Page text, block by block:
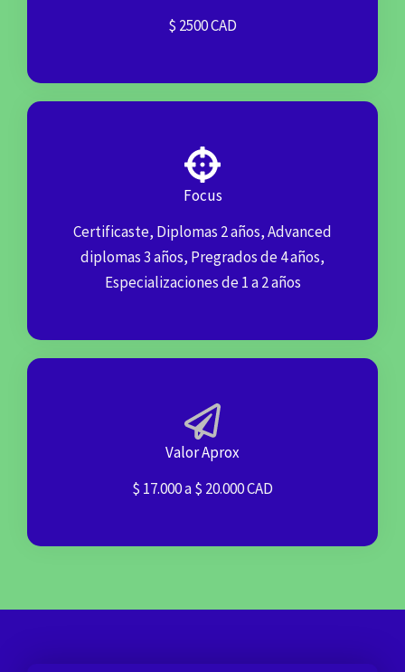
$ 2500 CAD
Focus
Certificaste, Diplomas 2 años, Advanced
diplomas 3 años, Pregrados de 4 años,
Especializaciones de 1 a 2 años
Valor Aprox
$ 17.000 a $ 20.000 CAD